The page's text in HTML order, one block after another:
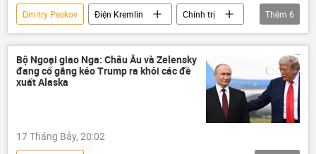
Dmitry Peskov Điện Kremlin
Chính trị
Thế giới
Nga
Moskva
Hoa Kỳ
Sergey Lavrov Châu Âu
Thêm 6
Bộ Ngoại giao Nga: Châu Âu và Zelensky
đang cố gắng kéo Trump ra khỏi các đề
xuất Alaska
17 Tháng Bảy, 20:02